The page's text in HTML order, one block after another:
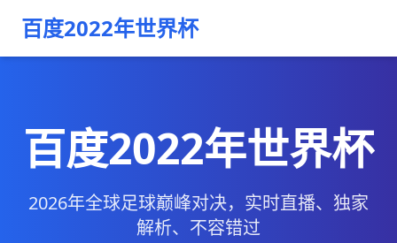
百度2022年世界杯
百度2022年世界杯
2026年全球足球巅峰对决，实时直播、独家
解析、不容错过